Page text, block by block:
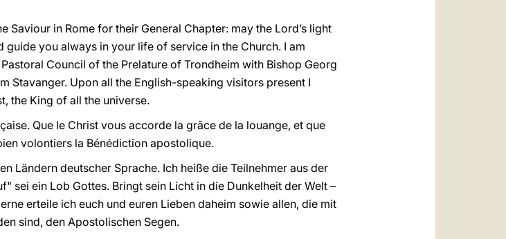
Saviour in Rome for their General Chapter: may the Lord’s light
you always in your life of service in the Church. I am
Council of the Prelature of Trondheim with Bishop Georg
Stavanger. Upon all the English-speaking visitors present I
the King of all the universe.
Que le Christ vous accorde la grâce de la louange, et que
volontiers la Bénédiction apostolique.
Ländern deutscher Sprache. Ich heiße die Teilnehmer aus der
sei ein Lob Gottes. Bringt sein Licht in die Dunkelheit der Welt –
erteile ich euch und euren Lieben daheim sowie allen, die mit
sind, den Apostolischen Segen.